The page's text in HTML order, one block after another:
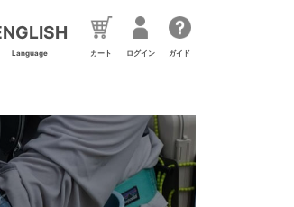
Language カート ログイン ガイド